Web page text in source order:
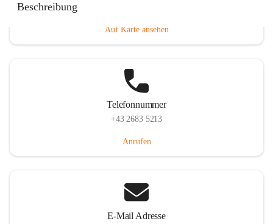
Beschreibung
Auf Karte ansehen
Telefonnummer
+43 2683 5213
Anrufen
E-Mail Adresse